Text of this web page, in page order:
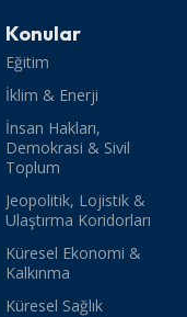
Konular
Eğitim
İklim & Enerji
İnsan Hakları,
Demokrasi & Sivil
Toplum
Jeopolitik, Lojistik &
Ulaştırma Koridorları
Küresel Ekonomi &
Kalkınma
Küresel Sağlık